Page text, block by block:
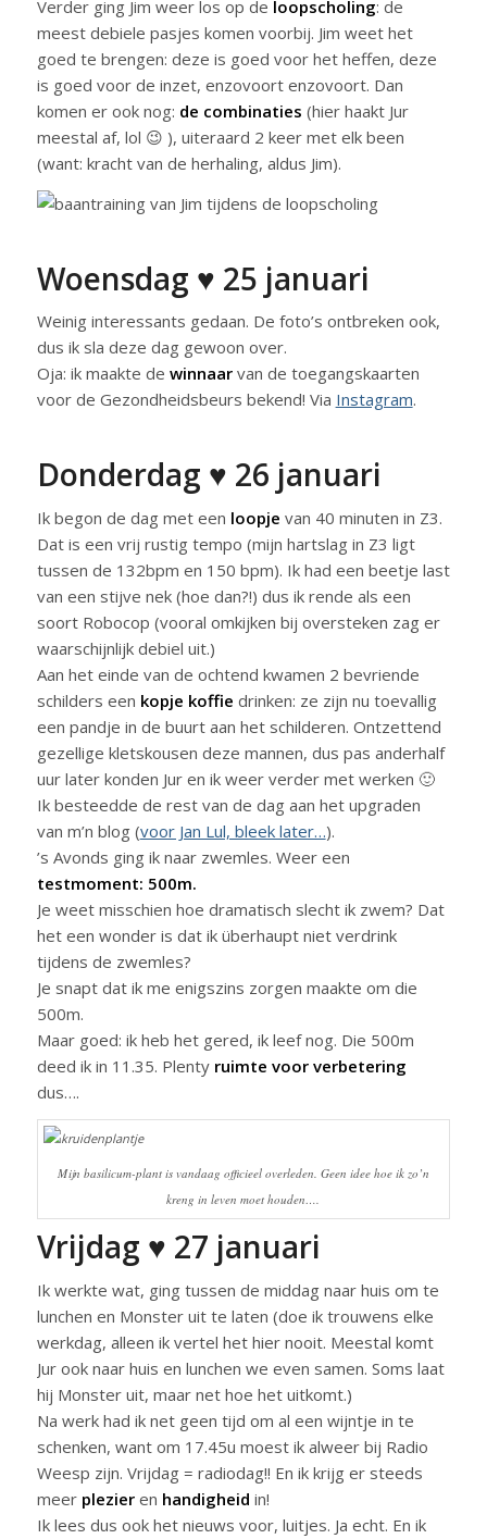
Verder ging Jim weer los op de loopscholing: de
meest debiele pasjes komen voorbij. Jim weet het
goed te brengen: deze is goed voor het heffen, deze
is goed voor de inzet, enzovoort enzovoort. Dan
komen er ook nog: de combinaties (hier haakt Jur
meestal af, lol 😉 ), uiteraard 2 keer met elk been
(want: kracht van de herhaling, aldus Jim).
Woensdag ♥ 25 januari
Weinig interessants gedaan. De foto’s ontbreken ook,
dus ik sla deze dag gewoon over.
Oja: ik maakte de winnaarvan de toegangskaarten
voor de Gezondheidsbeurs bekend! Via Instagram.
Donderdag ♥ 26 januari
Ik begon de dag met een loopje van 40 minuten in Z3.
Dat is een vrij rustig tempo (mijn hartslag in Z3 ligt
tussen de 132bpm en 150 bpm). Ik had een beetje last
van een stijve nek (hoe dan?!) dus ik rende als een
soort Robocop (vooral omkijken bij oversteken zag er
waarschijnlijk debiel uit.)
Aan het einde van de ochtend kwamen 2 bevriende
schilders een kopje koffie drinken: ze zijn nu toevallig
een pandje in de buurt aan het schilderen. Ontzettend
gezellige kletskousen deze mannen, dus pas anderhalf
uur later konden Jur en ik weer verder met werken 🙂
Ik besteedde de rest van de dag aan het upgraden
van m’n blog (voor Jan Lul, bleek later…).
’s Avonds ging ik naar zwemles. Weer een
testmoment: 500m.
Je weet misschien hoe dramatisch slecht ik zwem? Dat
het een wonder is dat ik überhaupt niet verdrink
tijdens de zwemles?
Je snapt dat ik me enigszins zorgen maakte om die
500m.
Maar goed: ik heb het gered, ik leef nog. Die 500m
deed ik in 11.35. Plenty ruimte voor verbetering
dus….
Mijn basilicum-plant is vandaag officieel overleden. Geen idee hoe ik zo’n
kreng in leven moet houden….
Vrijdag ♥ 27 januari
Ik werkte wat, ging tussen de middag naar huis om te
lunchen en Monster uit te laten (doe ik trouwens elke
werkdag, alleen ik vertel het hier nooit. Meestal komt
Jur ook naar huis en lunchen we even samen. Soms laat
hij Monster uit, maar net hoe het uitkomt.)
Na werk had ik net geen tijd om al een wijntje in te
schenken, want om 17.45u moest ik alweer bij Radio
Weesp zijn. Vrijdag = radiodag!! En ik krijg er steeds
meer plezieren handigheid in!
Ik lees dus ook het nieuws voor, luitjes. Ja echt. En ik